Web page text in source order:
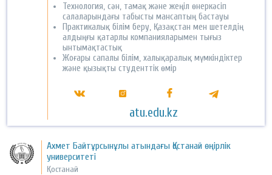
Технология, сән, тамақ және жеңіл өнеркәсіп
салаларындағы табысты мансаптың бастауы
Практикалық білім беру, Қазақстан мен шетелдің
алдыңғы қатарлы компанияларымен тығыз
ынтымақтастық
Жоғары сапалы білім, халықаралық мүмкіндіктер
және қызықты студенттік өмір
atu.edu.kz
Ахмет Байтұрсынұлы атындағы Қостанай өңірлік
университеті
Қостанай